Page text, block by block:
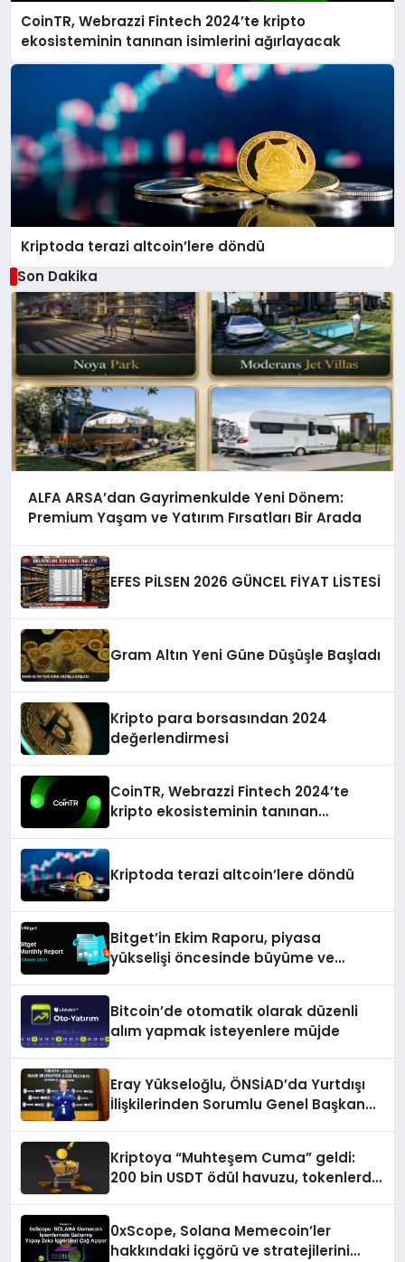
CoinTR, Webrazzi Fintech 2024’te kripto
ekosisteminin tanınan isimlerini ağırlayacak
Kriptoda terazi altcoin’lere döndü
Son Dakika
ALFA ARSA’dan Gayrimenkulde Yeni Dönem:
Premium Yaşam ve Yatırım Fırsatları Bir Arada
EFES PİLSEN 2026 GÜNCEL FİYAT LİSTESİ
Gram Altın Yeni Güne Düşüşle Başladı
Kripto para borsasından 2024
değerlendirmesi
CoinTR, Webrazzi Fintech 2024’te
kripto ekosisteminin tanınan
Kriptoda terazi altcoin’lere döndü
Bitget’in Ekim Raporu, piyasa
yükselişi öncesinde büyüme ve
Bitcoin’de otomatik olarak düzenli
alım yapmak isteyenlere müjde
Eray Yükseloğlu, ÖNSİAD’da Yurtdışı
İlişkilerinden Sorumlu Genel Başkan
Kriptoya “Muhteşem Cuma” geldi:
200 bin USDT ödül havuzu, tokenlerde
0xScope, Solana Memecoin’ler
hakkındaki içgörü ve stratejilerini